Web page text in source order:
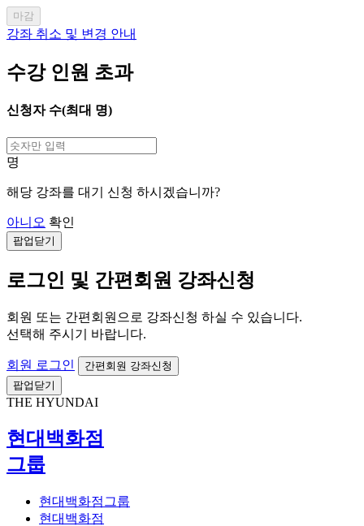
마감
강좌 취소 및 변경 안내
수강 인원 초과
신청자 수(최대 명)
명
해당 강좌를 대기 신청 하시겠습니까?
아니오 확인
팝업닫기
로그인 및 간편회원 강좌신청
회원 또는 간편회원으로 강좌신청 하실 수 있습니다.
선택해 주시기 바랍니다.
회원 로그인
간편회원 강좌신청
팝업닫기
THE HYUNDAI
현대백화점
그룹
현대백화점그룹
현대백화점